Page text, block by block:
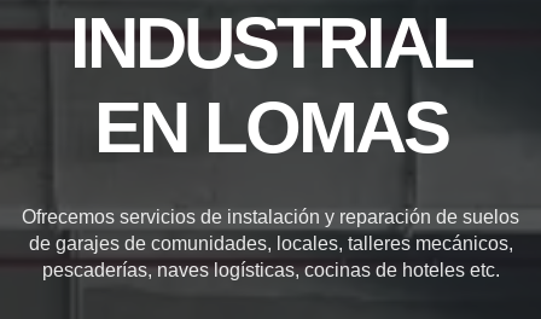
INDUSTRIAL
EN LOMAS
Ofrecemos servicios de instalación y reparación de suelos
de garajes de comunidades, locales, talleres mecánicos,
pescaderías, naves logísticas, cocinas de hoteles etc.